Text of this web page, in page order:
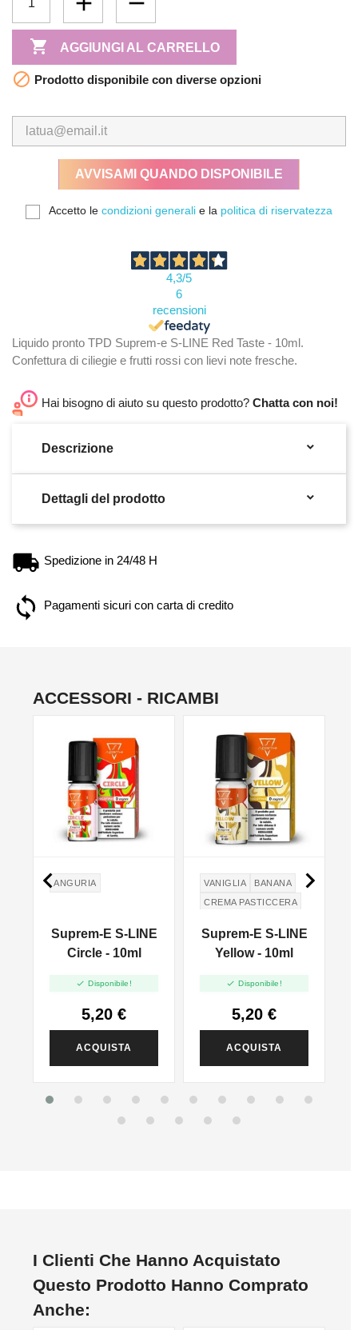
 AGGIUNGI AL CARRELLO
 Prodotto disponibile con diverse opzioni
AVVISAMI QUANDO DISPONIBILE
Accetto le condizioni generali e la politica di riservatezza
4,3/5
6
recensioni
Liquido pronto TPD Suprem-e S-LINE Red Taste - 10ml.
Confettura di ciliegie e frutti rossi con lievi note fresche.
Hai bisogno di aiuto su questo prodotto? Chatta con noi!
Descrizione 
Dettagli del prodotto 
Spedizione in 24/48 H
Pagamenti sicuri con carta di credito
ACCESSORI - RICAMBI
ANGURIA
Suprem-E S-LINE
Circle - 10ml
 Disponibile!
5,20 €
ACQUISTA
VANIGLIA
BANANA
CREMA PASTICCERA
Suprem-E S-LINE
Yellow - 10ml
 Disponibile!
5,20 €
ACQUISTA
 
I Clienti Che Hanno Acquistato
Questo Prodotto Hanno Comprato
Anche: